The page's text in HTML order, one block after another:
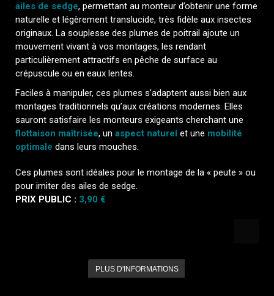
ailes de sedge, permettant au monteur d’obtenir une forme
naturelle et légèrement translucide, très fidèle aux insectes
originaux. La souplesse des plumes de poitrail ajoute un
mouvement vivant à vos montages, les rendant
particulièrement attractifs en pêche de surface au
crépuscule ou en eaux lentes.
Faciles à manipuler, ces plumes s’adaptent aussi bien aux
montages traditionnels qu’aux créations modernes. Elles
sauront satisfaire les monteurs exigeants cherchant une
flottaison maîtrisée, un aspect naturel et une mobilité
optimale dans leurs mouches.
Ces plumes sont idéales pour le montage de la « peute » ou
pour imiter des ailes de sedge.
PRIX PUBLIC : 3,90 €
PLUS D'INFORMATIONS